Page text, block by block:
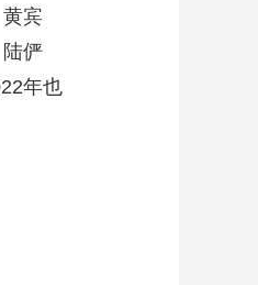
宾
俨
年也